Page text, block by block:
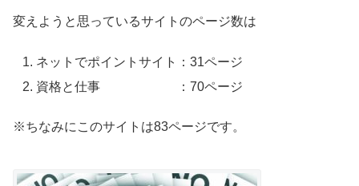
変えようと思っているサイトのページ数は
ネットでポイントサイト：31ページ
資格と仕事 ：70ページ
※ちなみにこのサイトは83ページです。